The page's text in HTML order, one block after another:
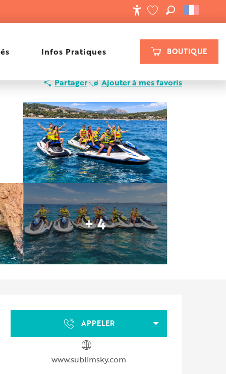
BOUTIQUE
VOIR LES FAVORIS
RECHERCHE
Infos Pratiques
PartagerAjouter aux favoris
Ajouter à mes favoris
+ 4
et coordonnées
APPELER
www.sublimsky.com